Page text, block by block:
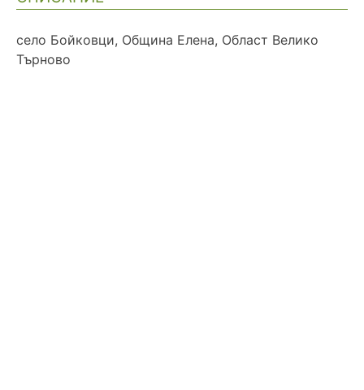
село Бойковци, Община Елена, Област Велико
Търново